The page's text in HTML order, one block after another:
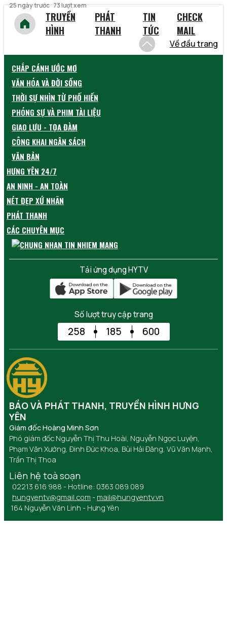
25 ngày trước 73 lượt xem
TRUYỀN
HÌNH
PHÁT
THANH
TIN
TỨC
CHECK
MAIL
Về đầu trang
CHẮP CÁNH ƯỚC MƠ
VĂN HÓA VÀ ĐỜI SỐNG
THỜI SỰ NHÌN TỪ PHỐ HIẾN
PHÓNG SỰ VÀ PHIM TÀI LIỆU
GIAO LƯU - TỌA ĐÀM
CÔNG KHAI NGÂN SÁCH
VĂN BẢN
HƯNG YÊN 24/7
AN NINH - AN TOÀN
NÉT ĐẸP XỨ NHÃN
PHÁT THANH
CÁC CHUYÊN MỤC
Tải ứng dụng HYTV
Số lượt truy cập trang
258 185 600
BÁO VÀ PHÁT THANH, TRUYỀN HÌNH HƯNG
YÊN
Giám đốc Hoàng Minh Sơn
Phó giám đốc Nguyễn Thị Thu Hoài, Nguyễn Ngọc Luyện,
Phạm Văn Xướng, Đinh Đức Khoa, Bùi Hải Đăng, Vũ Văn Mạnh,
Trần Thị Thoa
Liên hệ toà soạn
02213 616 988 - Hotline: 0363 089 089
hungyentv@gmail.com - mail@hungyentv.vn
164 Nguyễn Văn Linh - Hưng Yên